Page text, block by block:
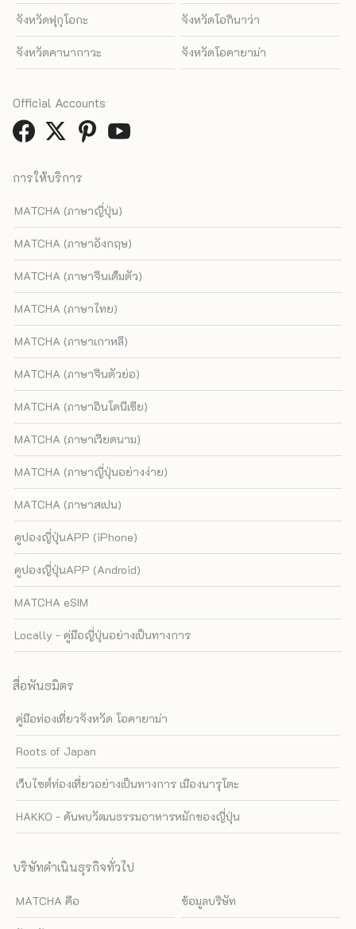
จังหวัดฟุกุโอกะ จังหวัดโอกินาว่า
จังหวัดคานากาวะ จังหวัดโอคายาม่า
การให้บริการ
MATCHA (ภาษาญี่ปุ่น)
MATCHA (ภาษาอังกฤษ)
MATCHA (ภาษาจีนเต็มตัว)
MATCHA (ภาษาไทย)
MATCHA (ภาษาเกาหลี)
MATCHA (ภาษาจีนตัวย่อ)
MATCHA (ภาษาอินโดนีเซีย)
MATCHA (ภาษาเวียดนาม)
MATCHA (ภาษาญี่ปุ่นอย่างง่าย)
MATCHA (ภาษาสเปน)
คูปองญี่ปุ่นAPP (iPhone)
คูปองญี่ปุ่นAPP (Android)
MATCHA eSIM
Locally - คู่มือญี่ปุ่นอย่างเป็นทางการ
สื่อพันธมิตร
คู่มือท่องเที่ยวจังหวัด โอคายาม่า
Roots of Japan
เว็บไซต์ท่องเที่ยวอย่างเป็นทางการ เมืองนารุโตะ
HAKKO - ค้นพบวัฒนธรรมอาหารหมักของญี่ปุ่น
บริษัทดำเนินธุรกิจทั่วไป
MATCHA คือ ข้อมูลบริษัท
Official Accounts